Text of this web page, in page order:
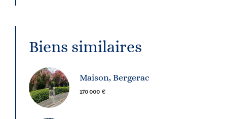
Biens similaires
Maison, Bergerac
170 000 €